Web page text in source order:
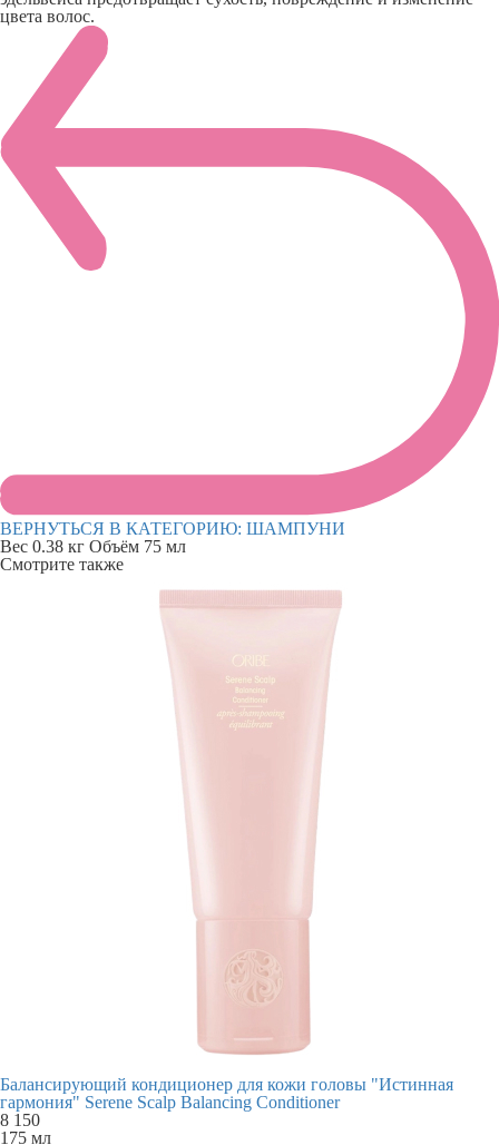
цвета волос.
ВЕРНУТЬСЯ В КАТЕГОРИЮ: ШАМПУНИ
Вес 0.38 кг Объём 75 мл
Смотрите также
Балансирующий кондиционер для кожи головы "Истинная
гармония" Serene Scalp Balancing Conditioner
8 150
175 мл